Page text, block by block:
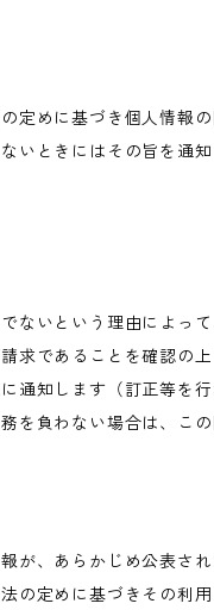
定めに基づき個人情報
いときにはその旨を通
ないという理由によっ
求であることを確認の
通知します（訂正等を
を負わない場合は、この
が、あらかじめ公表さ
の定めに基づきその利